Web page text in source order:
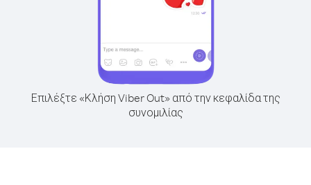
Επιλέξτε «Κλήση Viber Out» από την κεφαλίδα της
συνομιλίας